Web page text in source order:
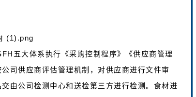
五大体系执行《采购控制程序》《供应商管理
司供应商评估管理机制，对供应商进行文件审
由公司检测中心和送检第三方进行检测。食材进